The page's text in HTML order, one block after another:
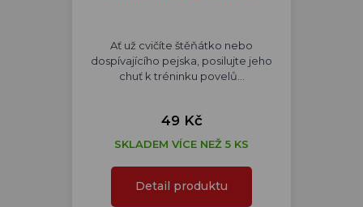
Ať už cvičíte štěňátko nebo
dospívajícího pejska, posilujte jeho
chuť k tréninku povelů…
49 Kč
SKLADEM VÍCE NEŽ 5 KS
Detail produktu